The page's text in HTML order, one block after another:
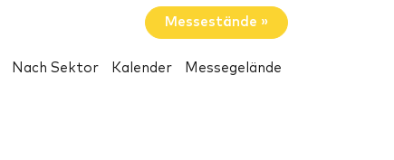
Messestände »
Nach Sektor Kalender Messegelände